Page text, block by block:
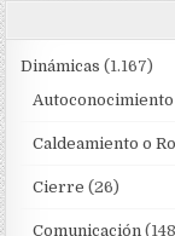
Dinámicas (1.167)
Caldeamiento o
Cierre (26)
Comunicación